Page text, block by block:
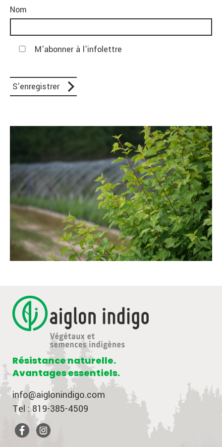
Nom
M'abonner à l'infolettre
Résistance naturelle.
Avantages essentiels.
info@aiglonindigo.com
Tel : 819-385-4509